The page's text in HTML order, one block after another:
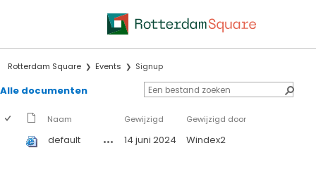
Rotterdam Square Events Signup
Alle documenten
Naam Gewijzigd Gewijzigd door
default 14 juni 2024 Windex2